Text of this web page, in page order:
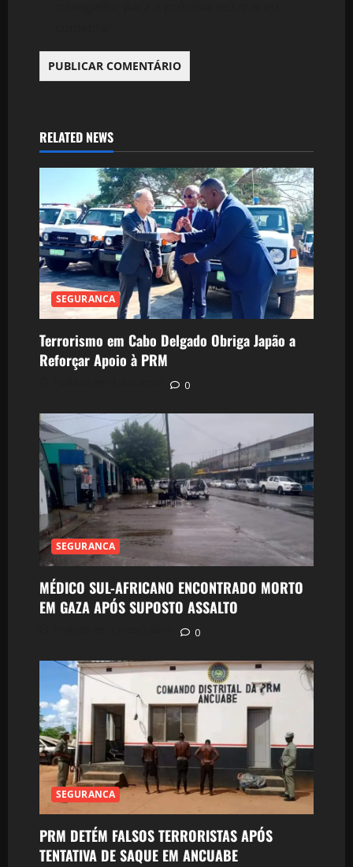
RELATED NEWS
SEGURANCA
Terrorismo em Cabo Delgado Obriga Japão a
Reforçar Apoio à PRM
0
SEGURANCA
MÉDICO SUL-AFRICANO ENCONTRADO MORTO
EM GAZA APÓS SUPOSTO ASSALTO
0
SEGURANCA
PRM DETÉM FALSOS TERRORISTAS APÓS
TENTATIVA DE SAQUE EM ANCUABE